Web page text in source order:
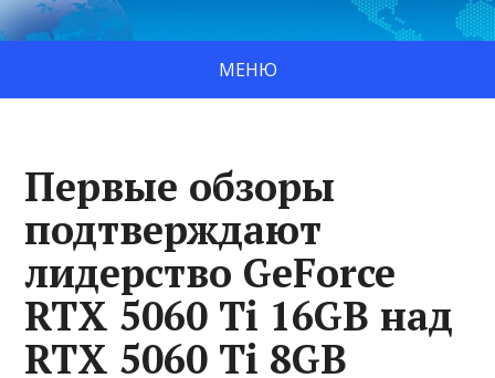
МЕНЮ
Первые обзоры
подтверждают
лидерство GeForce
RTX 5060 Ti 16GB над
RTX 5060 Ti 8GB